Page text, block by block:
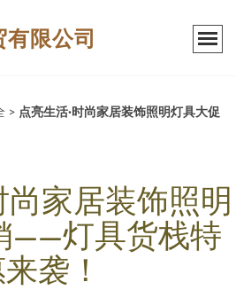
限公司
> 点亮生活·时尚家居装饰照明灯具大促
尚家居装饰照明
——灯具货栈特
袭！